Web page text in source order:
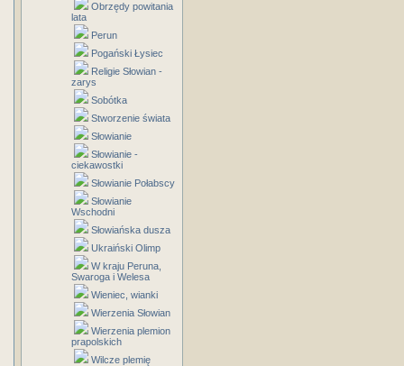
Obrzędy powitania
lata
Perun
Pogański Łysiec
Religie Słowian -
zarys
Sobótka
Stworzenie świata
Słowianie
Słowianie -
ciekawostki
Słowianie Połabscy
Słowianie
Wschodni
Słowiańska dusza
Ukraiński Olimp
W kraju Peruna,
Swaroga i Welesa
Wieniec, wianki
Wierzenia Słowian
Wierzenia plemion
prapolskich
Wilcze plemię